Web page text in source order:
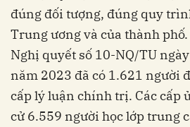
đúng đối tượng, đúng quy
Trung ương và của thành
Nghị quyết số 10-NQ/TU
năm 2023 đã có 1.621 người
cấp lý luận chính trị. Các cấp
cử 6.559 người học lớp trung